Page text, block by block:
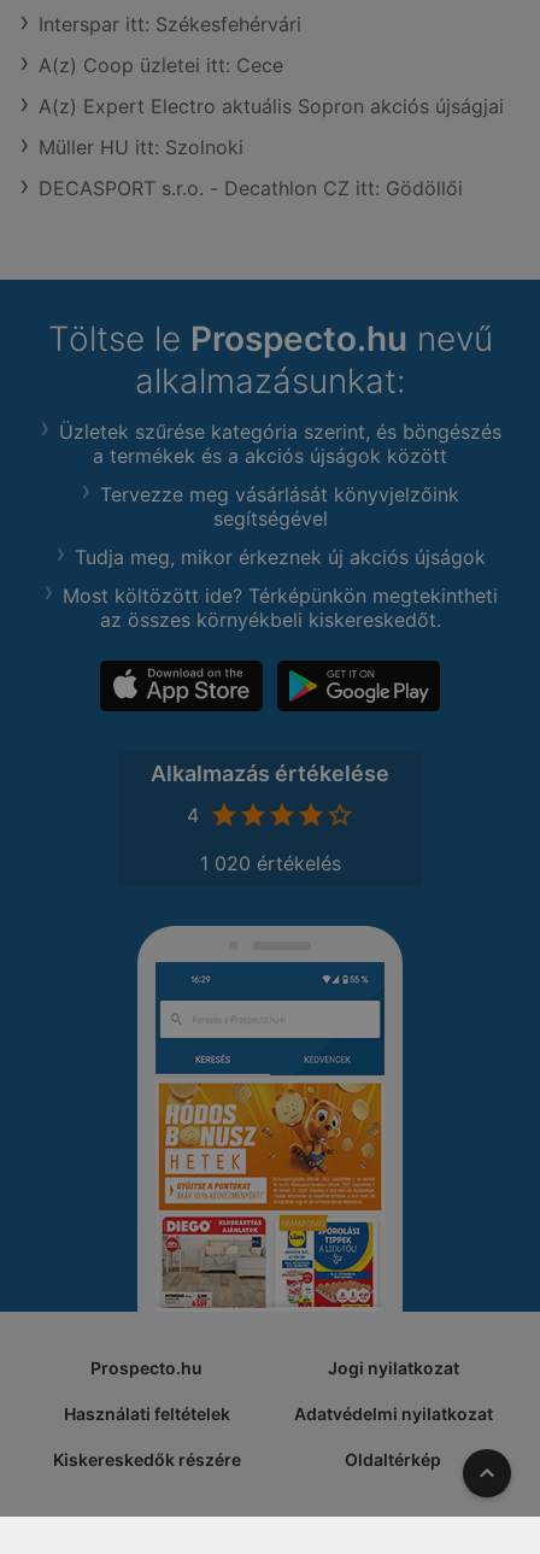
Interspar itt: Székesfehérvári
A(z) Coop üzletei itt: Cece
A(z) Expert Electro aktuális Sopron akciós újságjai
Müller HU itt: Szolnoki
DECASPORT s.r.o. - Decathlon CZ itt: Gödöllői
Töltse le Prospecto.hu nevű
alkalmazásunkat:
Üzletek szűrése kategória szerint, és böngészés
a termékek és a akciós újságok között
Tervezze meg vásárlását könyvjelzőink
segítségével
Tudja meg, mikor érkeznek új akciós újságok
Most költözött ide? Térképünkön megtekintheti
az összes környékbeli kiskereskedőt.
Alkalmazás értékelése
4
1 020 értékelés
Prospecto.hu Jogi nyilatkozat
Használati feltételek Adatvédelmi nyilatkozat
Kiskereskedők részére Oldaltérkép A